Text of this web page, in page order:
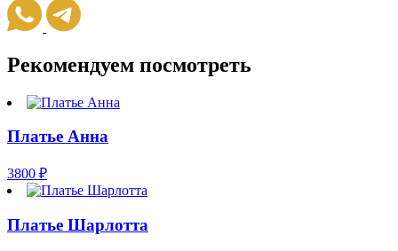
Рекомендуем посмотреть
Платье Анна
3800 ₽
Платье Шарлотта